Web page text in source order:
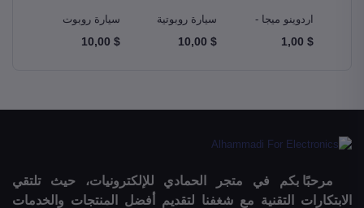
اردوينو ميجا -
2560
$ 1,00
سيارة روبوتية
Robotics Car
$ 10,00
سيارة روبوت
Robot Car
$ 10,00
مرحبًا بكم في متجر الحمادي للإلكترونيات، حيث تلتقي
الابتكارات التقنية مع شغفنا لتقديم أفضل المنتجات والخدمات